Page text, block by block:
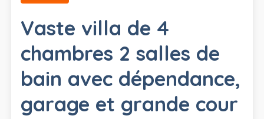
Vaste villa de 4
chambres 2 salles de
bain avec dépendance,
garage et grande cour